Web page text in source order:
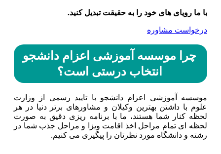
با ما رویای های خود را به حقیقت تبدیل کنید.
درخواست مشاوره
چرا موسسه آموزشی اعزام دانشجو
انتخاب درستی است؟
موسسه آموزشی اعزام دانشجو با تایید رسمی از وزارت
علوم با داشتن بهترین وکیلان و مشاورهای برتر دنیا در هر
لحظه کنار شما هستند، ما با برنامه ریزی دقیق به صورت
لحظه ای تمام مراحل اخذ اقامت ویزا و مراحل جذب شما در
رشته و دانشگاه مورد نظرتان را پیگیری می کنیم.